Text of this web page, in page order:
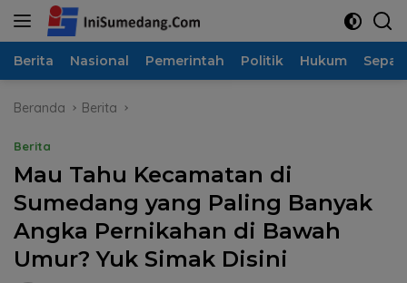
Langsung
Berita Nasional Pemerintah Politik Hukum
Beranda Berita
Berita
Mau Tahu Kecamatan di
Sumedang yang Paling Banyak
Angka Pernikahan di Bawah
Umur? Yuk Simak Disini